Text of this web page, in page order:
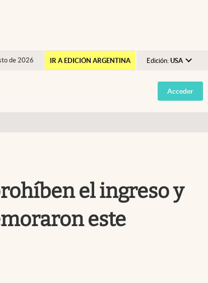
de 2026 IR A EDICIÓN ARGENTINA Edición: USA
Argentina
España
Acceder
el ingreso y
este